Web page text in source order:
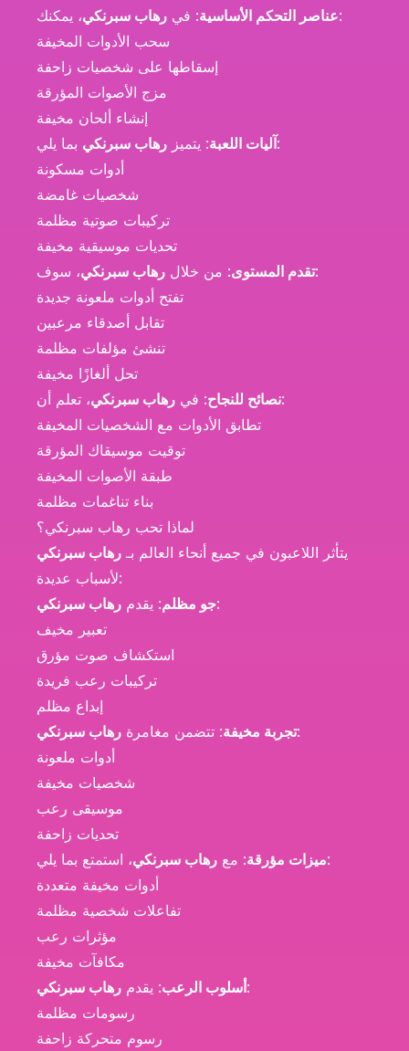
عناصر التحكم الأساسية: في رهاب سبرنكي
، يمكنك:
سحب الأدوات المخيفة
إسقاطها على شخصيات زاحفة
مزج الأصوات المؤرقة
إنشاء ألحان مخيفة
آليات اللعبة: يتميز رهاب سبرنكي
بما يلي:
أدوات مسكونة
شخصيات غامضة
تركيبات صوتية مظلمة
تحديات موسيقية مخيفة
تقدم المستوى: من خلال رهاب سبرنكي
، سوف:
تفتح أدوات ملعونة جديدة
تقابل أصدقاء مرعبين
تنشئ مؤلفات مظلمة
تحل ألغازًا مخيفة
نصائح للنجاح: في رهاب سبرنكي
، تعلم أن:
تطابق الأدوات مع الشخصيات المخيفة
توقيت موسيقاك المؤرقة
طبقة الأصوات المخيفة
بناء تناغمات مظلمة
لماذا تحب رهاب سبرنكي؟
يتأثر اللاعبون في جميع أنحاء العالم بـ رهاب سبرنكي
لأسباب عديدة:
جو مظلم: يقدم رهاب سبرنكي
:
تعبير مخيف
استكشاف صوت مؤرق
تركيبات رعب فريدة
إبداع مظلم
تجربة مخيفة: تتضمن مغامرة رهاب سبرنكي
:
أدوات ملعونة
شخصيات مخيفة
موسيقى رعب
تحديات زاحفة
ميزات مؤرقة: مع رهاب سبرنكي
، استمتع بما يلي:
أدوات مخيفة متعددة
تفاعلات شخصية مظلمة
مؤثرات رعب
مكافآت مخيفة
أسلوب الرعب: يقدم رهاب سبرنكي
:
رسومات مظلمة
رسوم متحركة زاحفة